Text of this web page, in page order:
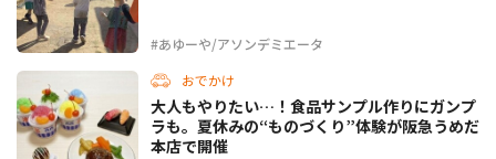
#あゆーや/アソンデミエータ
おでかけ
大人もやりたい…！食品サンプル作りにガンプ
ラも。夏休みの“ものづくり”体験が阪急うめだ
本店で開催